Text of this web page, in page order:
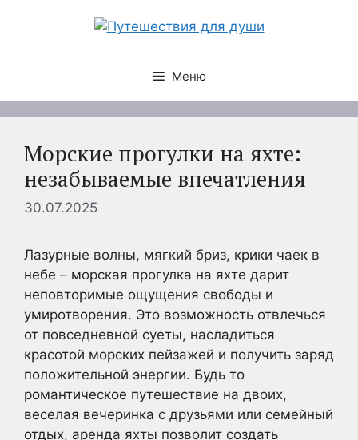
Меню
Морские прогулки на яхте:
незабываемые впечатления
30.07.2025
Лазурные волны, мягкий бриз, крики чаек в
небе – морская прогулка на яхте дарит
неповторимые ощущения свободы и
умиротворения. Это возможность отвлечься
от повседневной суеты, насладиться
красотой морских пейзажей и получить заряд
положительной энергии. Будь то
романтическое путешествие на двоих,
веселая вечеринка с друзьями или семейный
отдых, аренда яхты позволит создать